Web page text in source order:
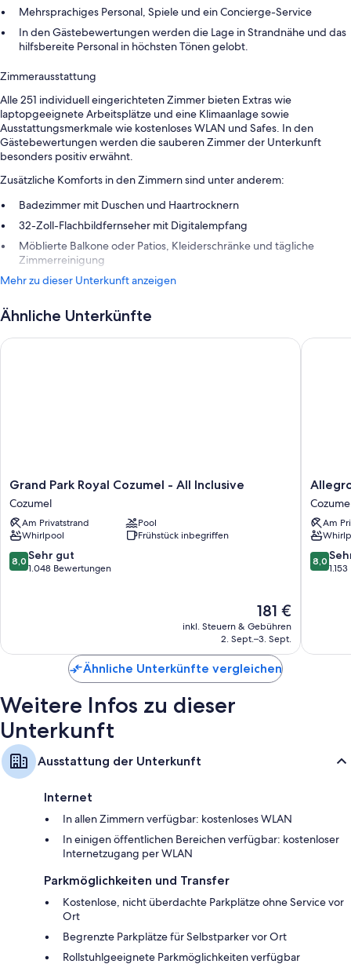
Mehrsprachiges Personal, Spiele und ein Concierge-Service
In den Gästebewertungen werden die Lage in Strandnähe und das
hilfsbereite Personal in höchsten Tönen gelobt.
Zimmerausstattung
Alle 251 individuell eingerichteten Zimmer bieten Extras wie
laptopgeeignete Arbeitsplätze und eine Klimaanlage sowie
Ausstattungsmerkmale wie kostenloses WLAN und Safes. In den
Gästebewertungen werden die sauberen Zimmer der Unterkunft
besonders positiv erwähnt.
Zusätzliche Komforts in den Zimmern sind unter anderem:
Badezimmer mit Duschen und Haartrocknern
32-Zoll-Flachbildfernseher mit Digitalempfang
Möblierte Balkone oder Patios, Kleiderschränke und tägliche
Zimmerreinigung
Mehr zu dieser Unterkunft anzeigen
Ähnliche Unterkünfte
Grand
Park
Royal
Cozumel
-
All
Inclusive
Grand Park Royal Cozumel - All Inclusive
Cozumel
Am Privatstrand
Pool
Whirlpool
Frühstück inbegriffen
8.0
von
8,0 Sehr gut
1.048 Bewertungen
Der
Preis
beträgt
181 €
inkl. Steuern & Gebühren
2. Sept.–3. Sept.
Grand Park Royal Cozumel - All Inclusive
Allegro
Cozumel
All
Inclusive
Cozumel
Am
8.0
von
8,0
Allegro
Ähnliche Unterkünfte vergleichen
Weitere Infos zu dieser
Unterkunft
Ausstattung der Unterkunft
Internet
In allen Zimmern verfügbar: kostenloses WLAN
In einigen öffentlichen Bereichen verfügbar: kostenloser
Internetzugang per WLAN
Parkmöglichkeiten und Transfer
Kostenlose, nicht überdachte Parkplätze ohne Service vor
Ort
Begrenzte Parkplätze für Selbstparker vor Ort
Rollstuhlgeeignete Parkmöglichkeiten verfügbar